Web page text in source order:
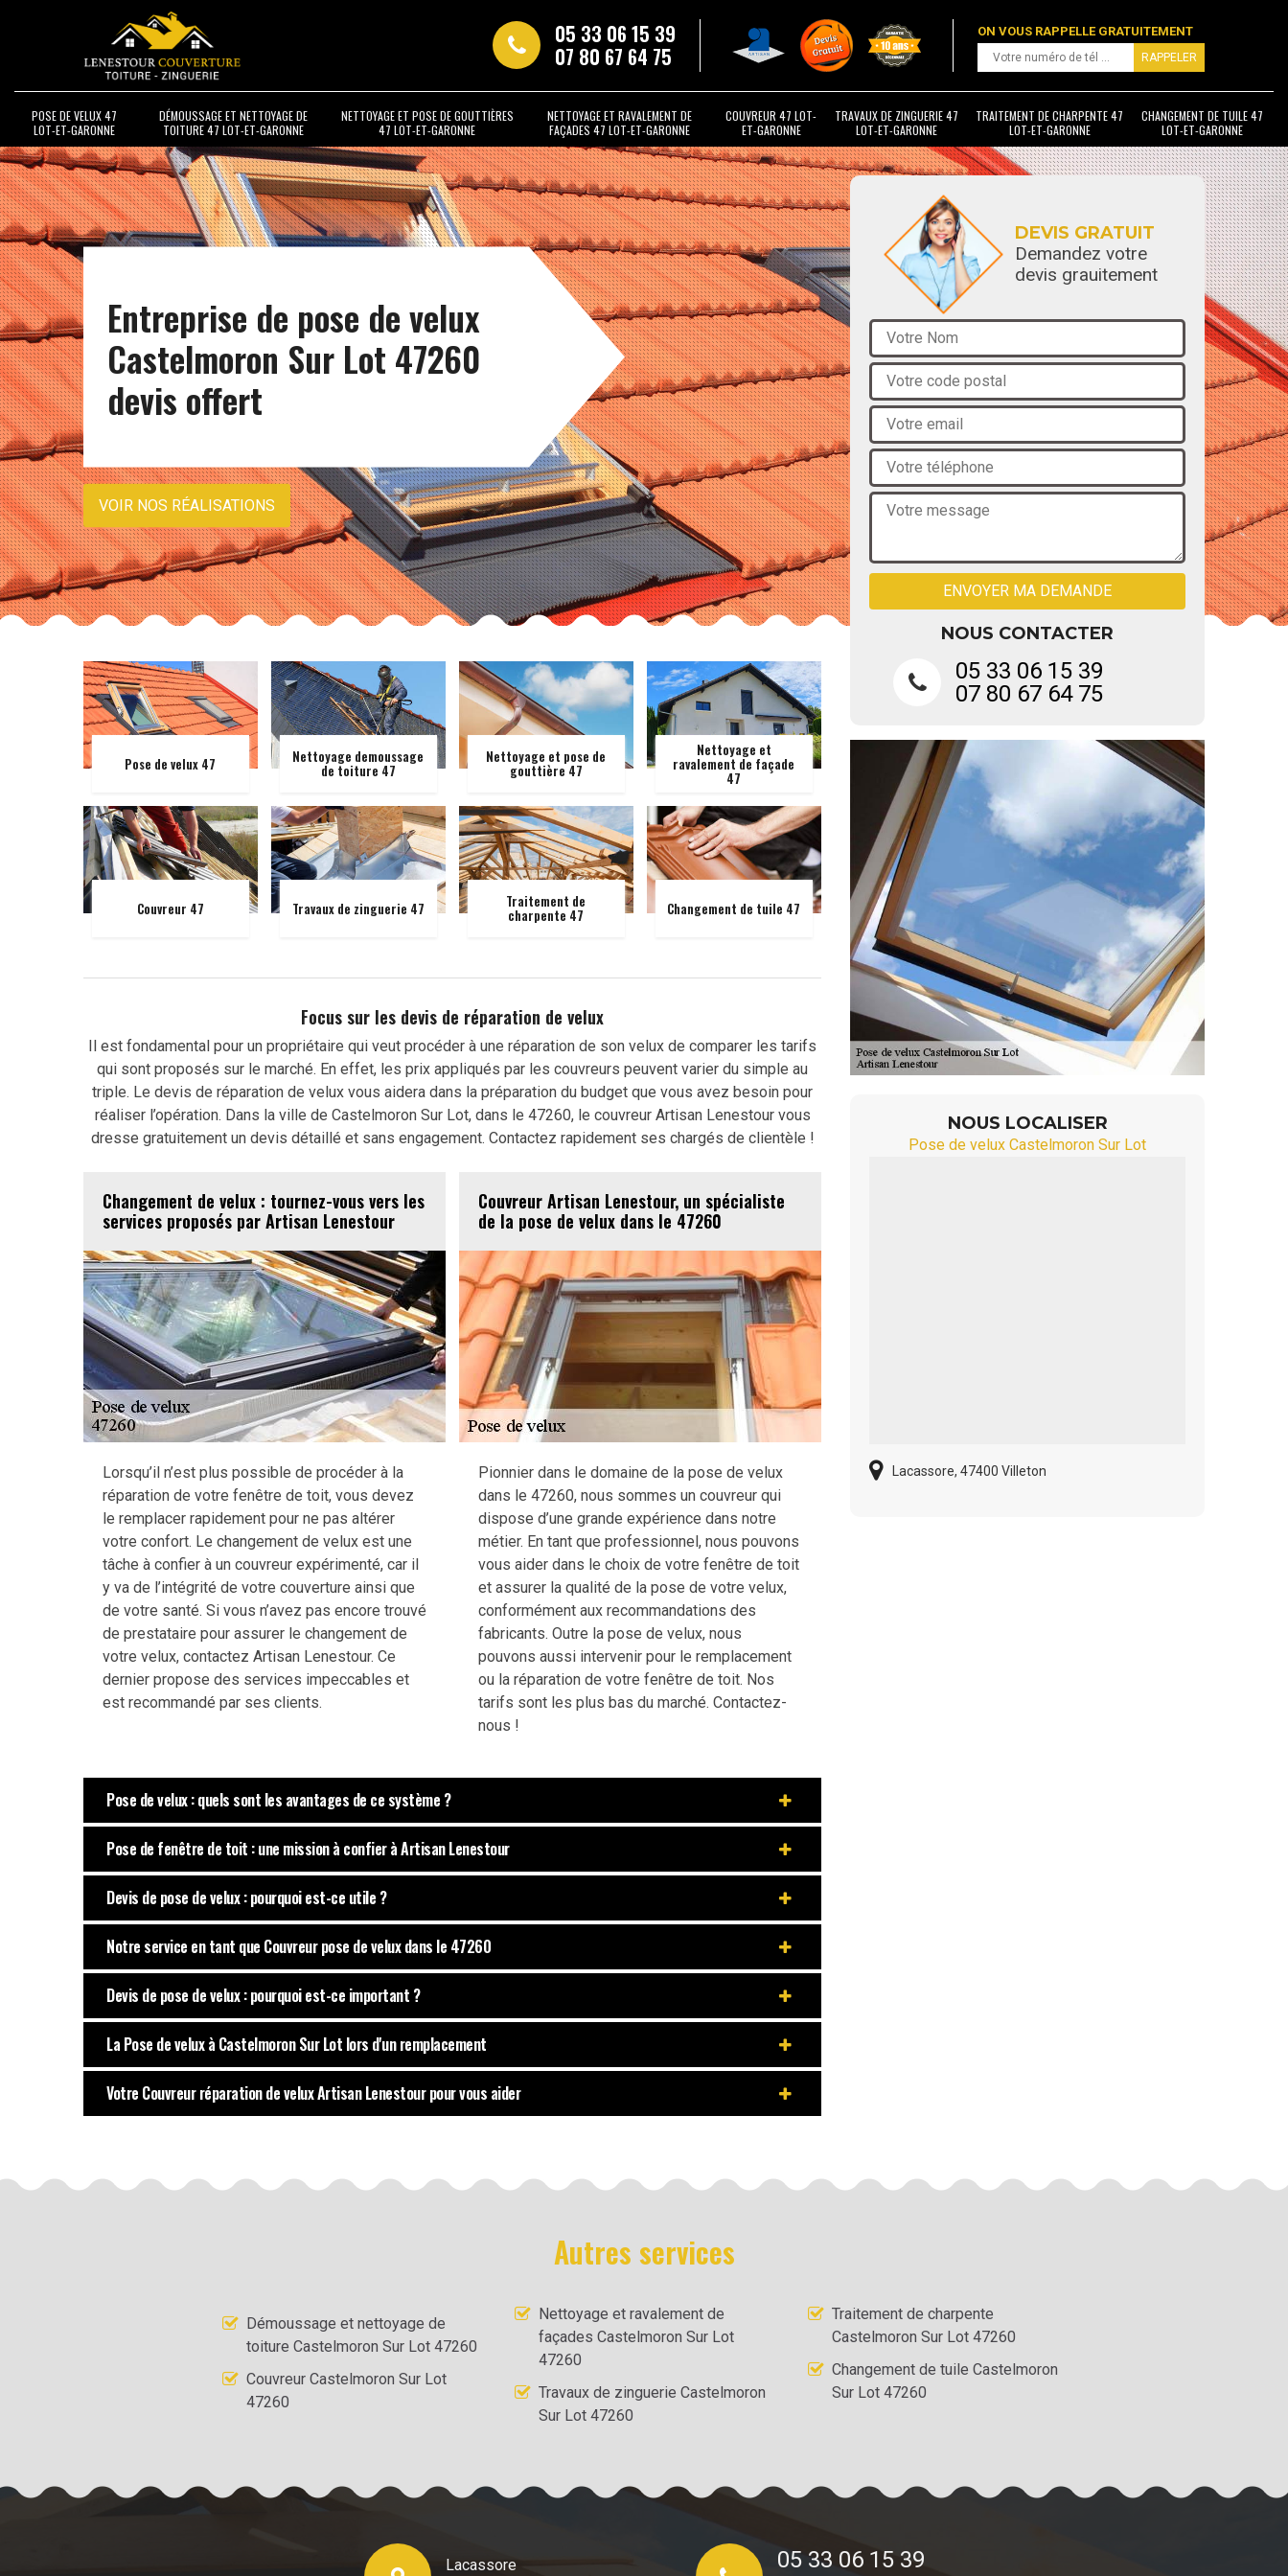
05 33 06 15 39
07 80 67 64 75
ON VOUS RAPPELLE GRATUITEMENT
POSE DE VELUX 47
LOT-ET-GARONNE
DÉMOUSSAGE ET NETTOYAGE DE
TOITURE 47 LOT-ET-GARONNE
NETTOYAGE ET POSE DE GOUTTIÈRES
47 LOT-ET-GARONNE
NETTOYAGE ET RAVALEMENT DE
FAÇADES 47 LOT-ET-GARONNE
COUVREUR 47 LOT-
ET-GARONNE
TRAVAUX DE ZINGUERIE 47
LOT-ET-GARONNE
TRAITEMENT DE CHARPENTE 47
LOT-ET-GARONNE
CHANGEMENT DE TUILE 47
LOT-ET-GARONNE
Entreprise de pose de velux
Castelmoron Sur Lot 47260
devis offert
VOIR NOS RÉALISATIONS
Pose de velux 47 Nettoyage demoussage
de toiture 47
Nettoyage et pose de
gouttière 47
Nettoyage et
ravalement de façade
47
Couvreur 47 Travaux de zinguerie 47 Traitement de
charpente 47 Changement de tuile 47
Focus sur les devis de réparation de velux
Il est fondamental pour un propriétaire qui veut procéder à une réparation de son velux de comparer les tarifs
qui sont proposés sur le marché. En effet, les prix appliqués par les couvreurs peuvent varier du simple au
triple. Le devis de réparation de velux vous aidera dans la préparation du budget que vous avez besoin pour
réaliser l’opération. Dans la ville de Castelmoron Sur Lot, dans le 47260, le couvreur Artisan Lenestour vous
dresse gratuitement un devis détaillé et sans engagement. Contactez rapidement ses chargés de clientèle !
Changement de velux : tournez-vous vers les
services proposés par Artisan Lenestour
Lorsqu’il n’est plus possible de procéder à la
réparation de votre fenêtre de toit, vous devez
le remplacer rapidement pour ne pas altérer
votre confort. Le changement de velux est une
tâche à confier à un couvreur expérimenté, car il
y va de l’intégrité de votre couverture ainsi que
de votre santé. Si vous n’avez pas encore trouvé
de prestataire pour assurer le changement de
votre velux, contactez Artisan Lenestour. Ce
dernier propose des services impeccables et
est recommandé par ses clients.
Couvreur Artisan Lenestour, un spécialiste
de la pose de velux dans le 47260
Pionnier dans le domaine de la pose de velux
dans le 47260, nous sommes un couvreur qui
dispose d’une grande expérience dans notre
métier. En tant que professionnel, nous pouvons
vous aider dans le choix de votre fenêtre de toit
et assurer la qualité de la pose de votre velux,
conformément aux recommandations des
fabricants. Outre la pose de velux, nous
pouvons aussi intervenir pour le remplacement
ou la réparation de votre fenêtre de toit. Nos
tarifs sont les plus bas du marché. Contactez-
nous !
Pose de velux : quels sont les avantages de ce système ?
Pose de fenêtre de toit : une mission à confier à Artisan Lenestour
Devis de pose de velux : pourquoi est-ce utile ?
Notre service en tant que Couvreur pose de velux dans le 47260
Devis de pose de velux : pourquoi est-ce important ?
La Pose de velux à Castelmoron Sur Lot lors d'un remplacement
Votre Couvreur réparation de velux Artisan Lenestour pour vous aider
DEVIS GRATUIT
Demandez votre
devis grauitement
NOUS CONTACTER
05 33 06 15 39
07 80 67 64 75
NOUS LOCALISER
Pose de velux Castelmoron Sur Lot
Lacassore, 47400 Villeton
Autres services
Démoussage et nettoyage de
toiture Castelmoron Sur Lot 47260
Couvreur Castelmoron Sur Lot
47260
Nettoyage et ravalement de
façades Castelmoron Sur Lot
47260
Travaux de zinguerie Castelmoron
Sur Lot 47260
Traitement de charpente
Castelmoron Sur Lot 47260
Changement de tuile Castelmoron
Sur Lot 47260
Lacassore 05 33 06 15 39